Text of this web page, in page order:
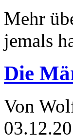
Mehr
jemals
Die
Von